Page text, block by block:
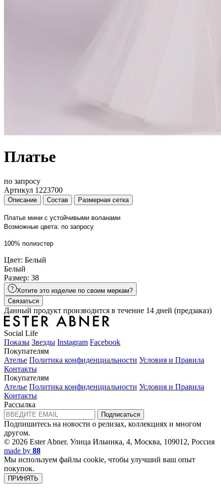
Платье
по запросу
Артикул 1223700
Описание Состав Размерная сетка
Платье мини с устойчивыми воланами
Возможные цвета: по запросу
100% полиэстер
Цвет: Белый
Белый
Размер: 38
Хотите это изделие по своим меркам?
Связаться
Данный продукт производится в течение 14 дней (предзаказ)
Social Life
Показы Звезды Instagram Facebook
Покупателям
Ателье Политика конфиденциальности Условия и Правила
Контакты
Покупателям
Ателье Политика конфиденциальности Условия и Правила
Контакты
Рассылка
Подписаться
Подпишитесь на новости о релизах, коллекциях и многом
другом.
© 2026 Ester Abner. Улица Ильинка, 4, Москва, 109012, Россия
made by 88
Мы используем файлы cookie, чтобы улучший ваш опыт
покупок.
ПРИНЯТЬ